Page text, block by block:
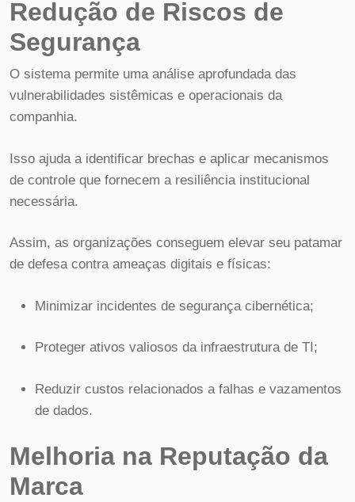
Redução de Riscos de
Segurança
O sistema permite uma análise aprofundada das
vulnerabilidades sistêmicas e operacionais da
companhia.
Isso ajuda a identificar brechas e aplicar mecanismos
de controle que fornecem a resiliência institucional
necessária.
Assim, as organizações conseguem elevar seu patamar
de defesa contra ameaças digitais e físicas:
Minimizar incidentes de segurança cibernética;
Proteger ativos valiosos da infraestrutura de TI;
Reduzir custos relacionados a falhas e vazamentos
de dados.
Melhoria na Reputação da
Marca